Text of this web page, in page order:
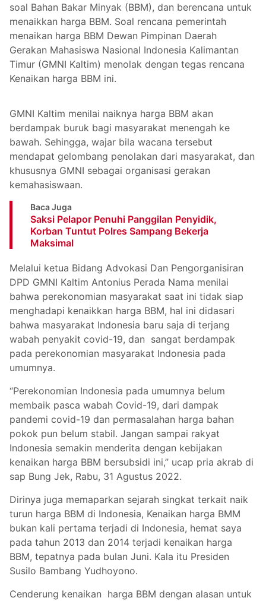
soal Bahan Bakar Minyak (BBM), dan berencana untuk
menaikkan harga BBM. Soal rencana pemerintah
menaikan harga BBM Dewan Pimpinan Daerah
Gerakan Mahasiswa Nasional Indonesia Kalimantan
Timur (GMNI Kaltim) menolak dengan tegas rencana
Kenaikan harga BBM ini.
GMNI Kaltim menilai naiknya harga BBM akan
berdampak buruk bagi masyarakat menengah ke
bawah. Sehingga, wajar bila wacana tersebut
mendapat gelombang penolakan dari masyarakat, dan
khususnya GMNI sebagai organisasi gerakan
kemahasiswaan.
Baca Juga
Saksi Pelapor Penuhi Panggilan Penyidik,
Korban Tuntut Polres Sampang Bekerja
Maksimal
Melalui ketua Bidang Advokasi Dan Pengorganisiran
DPD GMNI Kaltim Antonius Perada Nama menilai
bahwa perekonomian masyarakat saat ini tidak siap
menghadapi kenaikkan harga BBM, hal ini didasari
bahwa masyarakat Indonesia baru saja di terjang
wabah penyakit covid-19, dan sangat berdampak
pada perekonomian masyarakat Indonesia pada
umumnya.
“Perekonomian Indonesia pada umumnya belum
membaik pasca wabah Covid-19, dari dampak
pandemi covid-19 dan permasalahan harga bahan
pokok pun belum stabil. Jangan sampai rakyat
Indonesia semakin menderita dengan kebijakan
kenaikan harga BBM bersubsidi ini,” ucap pria akrab di
sap Bung Jek, Rabu, 31 Agustus 2022.
Dirinya juga memaparkan sejarah singkat terkait naik
turun harga BBM di Indonesia, Kenaikan harga BMM
bukan kali pertama terjadi di Indonesia, hemat saya
pada tahun 2013 dan 2014 terjadi kenaikan harga
BBM, tepatnya pada bulan Juni. Kala itu Presiden
Susilo Bambang Yudhoyono.
Cenderung kenaikan harga BBM dengan alasan untuk